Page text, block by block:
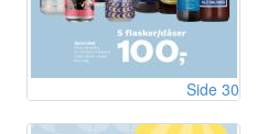
Side 30